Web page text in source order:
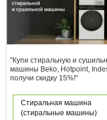
"Купи стиральную и
машины Beko, Hotpoint,
получи скидку 15%!"
Стиральная машина
(стиральные машины)